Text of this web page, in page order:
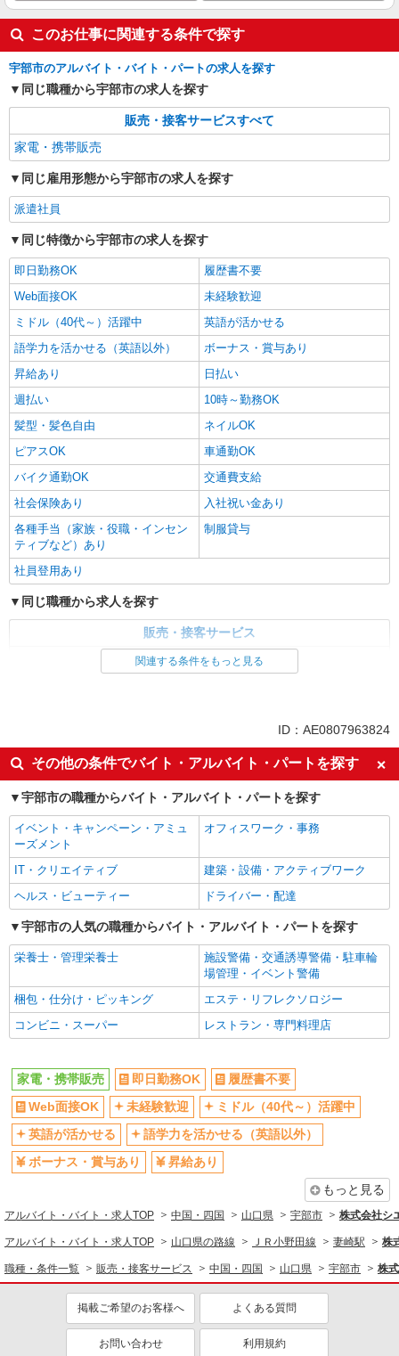
このお仕事に関連する条件で探す
宇部市のアルバイト・バイト・パートの求人を探す
同じ職種から宇部市の求人を探す
販売・接客サービスすべて
家電・携帯販売
同じ雇用形態から宇部市の求人を探す
派遣社員
同じ特徴から宇部市の求人を探す
即日勤務OK
履歴書不要
Web面接OK
未経験歓迎
ミドル（40代～）活躍中
英語が活かせる
語学力を活かせる（英語以外）
ボーナス・賞与あり
昇給あり
日払い
週払い
10時～勤務OK
髪型・髪色自由
ネイルOK
ピアスOK
車通勤OK
バイク通勤OK
交通費支給
社会保険あり
入社祝い金あり
各種手当（家族・役職・インセン
ティブなど）あり
制服貸与
社員登用あり
同じ職種から求人を探す
販売・接客サービス
英語が活かせる
ボーナス・賞与あり
日払い
車通勤OK
交通費支給
社会保険あり
社員登用あり
関連する条件をもっと見る
ID：AE0807963824
その他の条件でバイト・アルバイト・パートを探す
宇部市の職種からバイト・アルバイト・パートを探す
イベント・キャンペーン・アミュ
ーズメント
オフィスワーク・事務
IT・クリエイティブ
建築・設備・アクティブワーク
ヘルス・ビューティー
ドライバー・配達
宇部市の人気の職種からバイト・アルバイト・パートを探す
栄養士・管理栄養士
施設警備・交通誘導警備・駐車輪
場管理・イベント警備
梱包・仕分け・ピッキング
エステ・リフレクソロジー
コンビニ・スーパー
レストラン・専門料理店
家電・携帯販売 即日勤務OK
履歴書不要
Web面接OK
未経験歓迎
ミドル（40代～）活躍中
英語が活かせる
語学力を活かせる（英語以外）
ボーナス・賞与あり
昇給あり
もっと見る
アルバイト・バイト・求人TOP 中国・四国 山口県 宇部市 株式会社シ
アルバイト・バイト・求人TOP 山口県の路線 ＪＲ小野田線 妻崎駅 株
職種・条件一覧 販売・接客サービス 中国・四国 山口県 宇部市 株
掲載ご希望のお客様へ よくある質問
お問い合わせ 利用規約